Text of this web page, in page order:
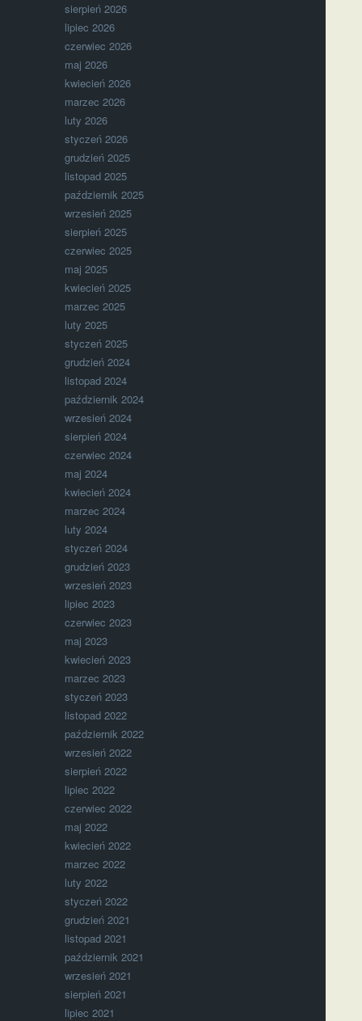
sierpień 2026
lipiec 2026
czerwiec 2026
maj 2026
kwiecień 2026
marzec 2026
luty 2026
styczeń 2026
grudzień 2025
listopad 2025
październik 2025
wrzesień 2025
sierpień 2025
czerwiec 2025
maj 2025
kwiecień 2025
marzec 2025
luty 2025
styczeń 2025
grudzień 2024
listopad 2024
październik 2024
wrzesień 2024
sierpień 2024
czerwiec 2024
maj 2024
kwiecień 2024
marzec 2024
luty 2024
styczeń 2024
grudzień 2023
wrzesień 2023
lipiec 2023
czerwiec 2023
maj 2023
kwiecień 2023
marzec 2023
styczeń 2023
listopad 2022
październik 2022
wrzesień 2022
sierpień 2022
lipiec 2022
czerwiec 2022
maj 2022
kwiecień 2022
marzec 2022
luty 2022
styczeń 2022
grudzień 2021
listopad 2021
październik 2021
wrzesień 2021
sierpień 2021
lipiec 2021